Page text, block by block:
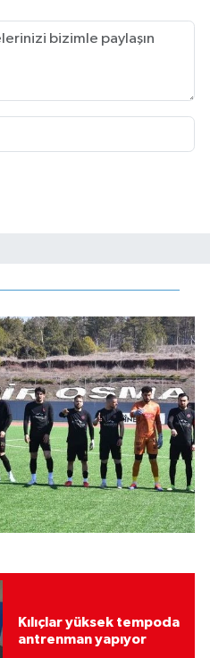
Kılıçlar yüksek tempoda
antrenman yapıyor